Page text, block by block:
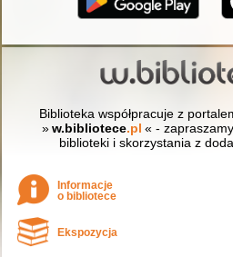
Biblioteka współpracuje z
» w.bibliotece.pl « -
biblioteki i skorzystania z
Informacje
o bibliotece
Ekspozycja